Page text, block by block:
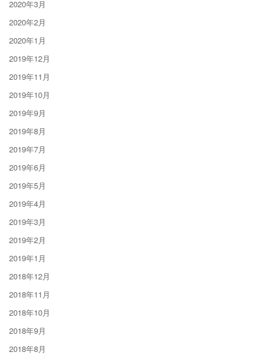
2020年3月
2020年2月
2020年1月
2019年12月
2019年11月
2019年10月
2019年9月
2019年8月
2019年7月
2019年6月
2019年5月
2019年4月
2019年3月
2019年2月
2019年1月
2018年12月
2018年11月
2018年10月
2018年9月
2018年8月